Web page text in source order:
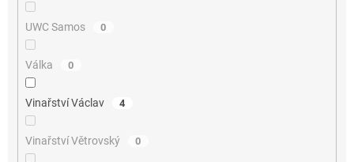
UWC Samos 0
Válka 0
Vinařství Václav 4
Vinařství Větrovský 0